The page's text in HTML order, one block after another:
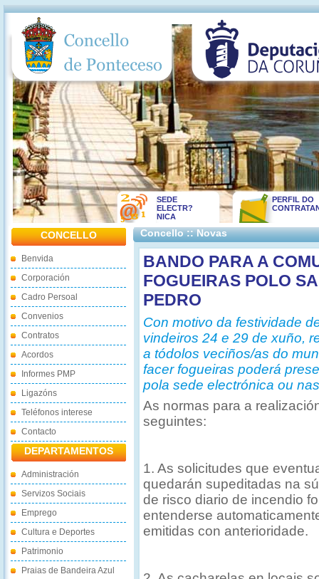
SEDE
ELECTR?
NICA
PERFIL DO
CONCELLO
Benvida
Corporación
Cadro Persoal
Convenios
Contratos
Acordos
Informes PMP
Ligazóns
Teléfonos interese
Contacto
DEPARTAMENTOS
Administración
Servizos Sociais
Emprego
Cultura e Deportes
Patrimonio
Praias de Bandeira Azul
Concello :: Novas
BANDO PARA A
FOGUEIRAS POLO
PEDRO
Con motivo da festividade
vindeiros 24 e 29 de xuño,
a tódolos veciños/as do
facer fogueiras poderá
pola sede electrónica ou
As normas para a
seguintes:
1. As solicitudes que
quedarán supeditadas na
de risco diario de incendio
entenderse
emitidas con anterioridade.